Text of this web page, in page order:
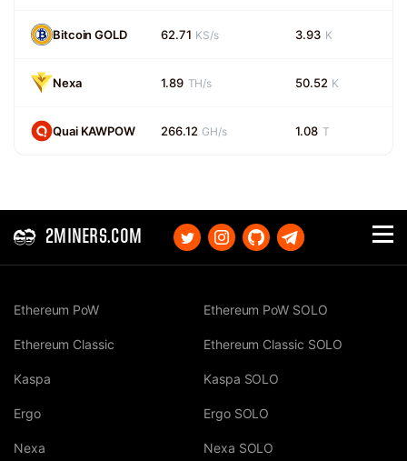
Bitcoin GOLD 62.71 KS/s 3.93 K
Nexa 1.89 TH/s 50.52 K
Quai KAWPOW 266.12 GH/s 1.08 T
2MINERS.COM
Ethereum PoW
Ethereum Classic
Kaspa
Ergo
Nexa
Ethereum PoW SOLO
Ethereum Classic SOLO
Kaspa SOLO
Ergo SOLO
Nexa SOLO